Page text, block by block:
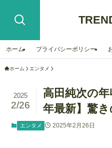
ホーム プライバシーポリシー
ホーム エンタメ
高田純次の
年最新】驚
2025
2/26
エンタメ 2025年2月26日